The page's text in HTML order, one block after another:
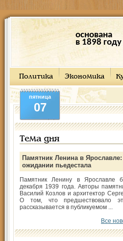
основана
в 1898 году
Политика Экономика
пятница
07
Тема дня
Памятник Ленина в Ярославле:
ожидании пьедестала
Памятник Ленину в Ярославле
декабря 1939 года. Авторы
Василий Козлов и архитектор
О том, что предшествовало
рассказывается в публикуемом ...
Все